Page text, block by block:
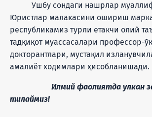
Ушбу сондаги нашрлар
Юристлар малакасини ошириш
республикамиз турли етакчи олий
тадқиқот муассасалари профессор-
докторантлари, мустақил
амалиёт ходимлари ҳисобланишади.
Илмий фаолиятда улкан
тилаймиз!